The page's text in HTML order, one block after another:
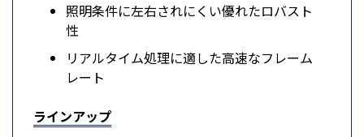
照明条件に左右されにくい優れたロバスト
性
リアルタイム処理に適した高速なフレーム
レート
ラインアップ